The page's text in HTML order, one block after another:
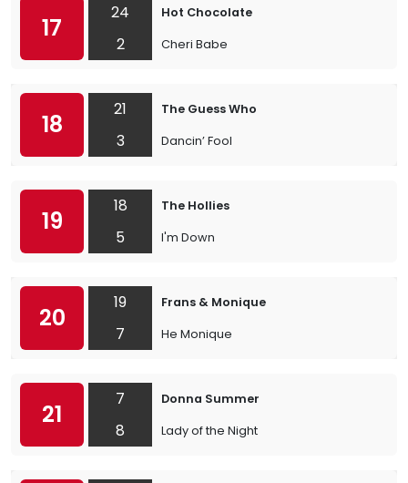
17
24
2
Hot Chocolate
Cheri Babe
18
21
3
The Guess Who
Dancin’ Fool
19
18
5
The Hollies
I'm Down
20
19
7
Frans & Monique
He Monique
21
7
8
Donna Summer
Lady of the Night